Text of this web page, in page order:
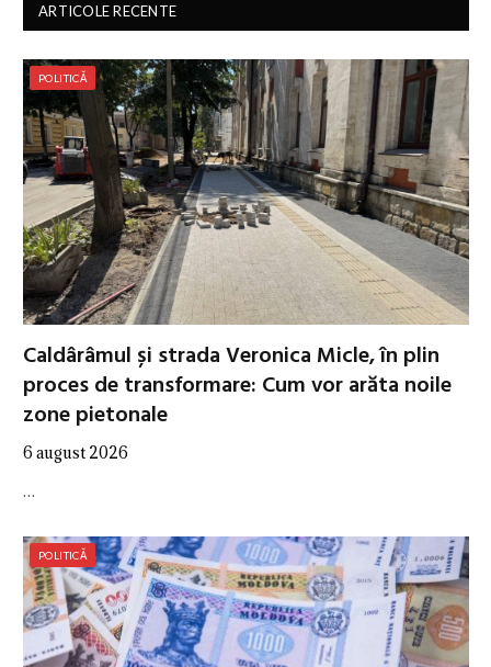
ARTICOLE RECENTE
POLITICĂ
Caldârâmul și strada Veronica Micle, în plin
proces de transformare: Cum vor arăta noile
zone pietonale
6 august 2026
…
POLITICĂ